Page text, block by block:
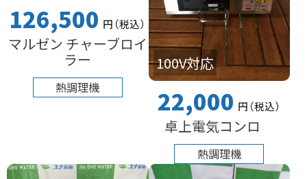
126,500 円（税込）
マルゼン チャーブロイ
ラー
熱調理機
100V対応
22,000 円（税込）
卓上電気コンロ
熱調理機